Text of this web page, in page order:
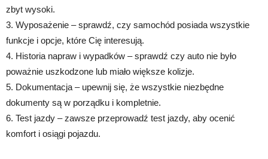
zbyt wysoki.
3. Wyposażenie – sprawdź, czy samochód posiada wszystkie
funkcje i opcje, które Cię interesują.
4. Historia napraw i wypadków – sprawdź czy auto nie było
poważnie uszkodzone lub miało większe kolizje.
5. Dokumentacja – upewnij się, że wszystkie niezbędne
dokumenty są w porządku i kompletnie.
6. Test jazdy – zawsze przeprowadź test jazdy, aby ocenić
komfort i osiągi pojazdu.